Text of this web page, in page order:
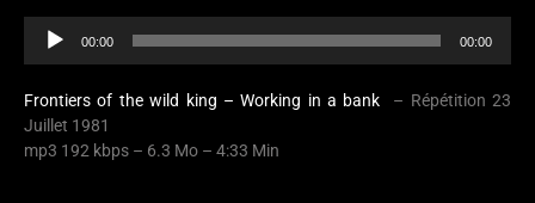
Audio
Player
00:00 00:00
Frontiers of the wild king – Working in a bank
– Répétition 23
Juillet 1981
mp3 192 kbps – 6.3 Mo – 4:33 Min